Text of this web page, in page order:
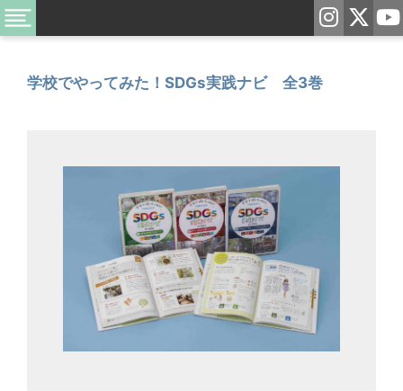
学校でやってみた！SDGs実践ナビ 全3巻